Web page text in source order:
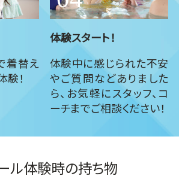
着替え
験！
体験スタート！
体験中に感じられた不安
やご質問などありました
ら、お気軽にスタッフ、コ
ーチまでご相談ください！
ル体験時の持ち物